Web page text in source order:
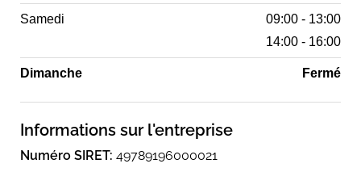
Samedi
09:00 - 13:00
14:00 - 16:00
Dimanche Fermé
Informations sur l'entreprise
Numéro SIRET: 49789196000021